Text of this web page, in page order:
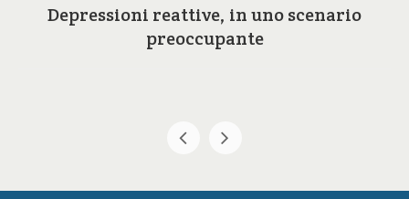
Depressioni reattive, in uno scenario
preoccupante